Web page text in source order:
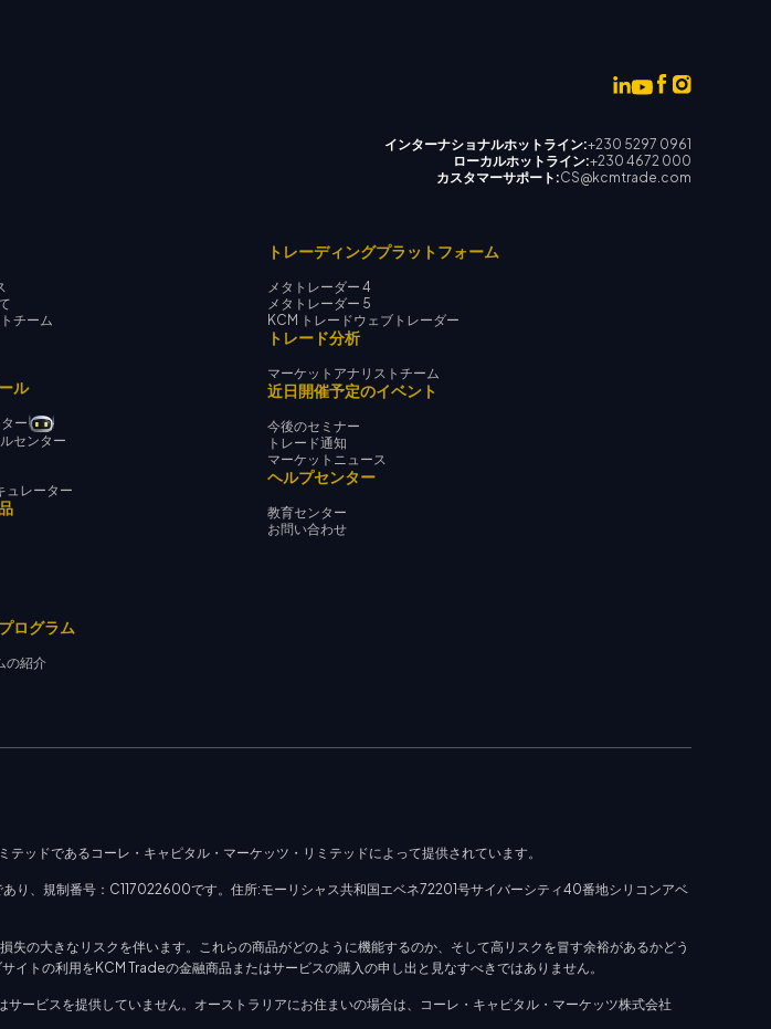
インターナショナルホットライン:+230 5297 0961
ローカルホットライン:+230 4672 000
カスタマーサポート:CS@kcmtrade.com
チーム
ル
ー
センター
ュレーター
ログラム
の紹介
トレーディングプラットフォーム
メタトレーダー 4
メタトレーダー 5
KCM トレードウェブトレーダー
トレード分析
マーケットアナリストチーム
近日開催予定のイベント
今後のセミナー
トレード通知
マーケットニュース
ヘルプセンター
教育センター
お問い合わせ
ッドであるコーレ・キャピタル・マーケッツ・リミテッドによって提供されています。
り、規制番号：C117022600です。住所:モーリシャス共和国エベネ72201号サイバーシティ40番地シリコンアベ
の大きなリスクを伴います。これらの商品がどのように機能するのか、そして高リスクを冒す余裕があるかどう
トの利用をKCM Tradeの金融商品またはサービスの購入の申し出と見なすべきではありません。
ービスを提供していません。オーストラリアにお住まいの場合は、コーレ・キャピタル・マーケッツ株式会社